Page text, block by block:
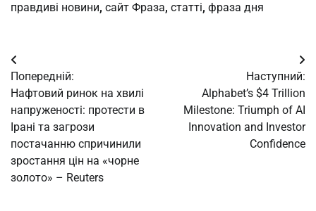
правдиві новини, сайт Фраза, статті, фраза дня
Навігація
записів
Попередній:
Нафтовий ринок на хвилі
напруженості: протести в
Ірані та загрози
постачанню спричинили
зростання цін на «чорне
золото» – Reuters
Наступний:
Alphabet’s $4 Trillion
Milestone: Triumph of AI
Innovation and Investor
Confidence